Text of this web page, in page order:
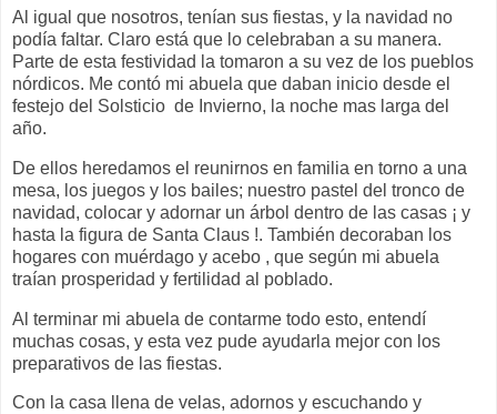
Al igual que nosotros, tenían sus fiestas, y la navidad no
podía faltar. Claro está que lo celebraban a su manera.
Parte de esta festividad la tomaron a su vez de los pueblos
nórdicos. Me contó mi abuela que daban inicio desde el
festejo del Solsticio de Invierno, la noche mas larga del
año.
De ellos heredamos el reunirnos en familia en torno a una
mesa, los juegos y los bailes; nuestro pastel del tronco de
navidad, colocar y adornar un árbol dentro de las casas ¡ y
hasta la figura de Santa Claus !. También decoraban los
hogares con muérdago y acebo , que según mi abuela
traían prosperidad y fertilidad al poblado.
Al terminar mi abuela de contarme todo esto, entendí
muchas cosas, y esta vez pude ayudarla mejor con los
preparativos de las fiestas.
Con la casa llena de velas, adornos y escuchando y